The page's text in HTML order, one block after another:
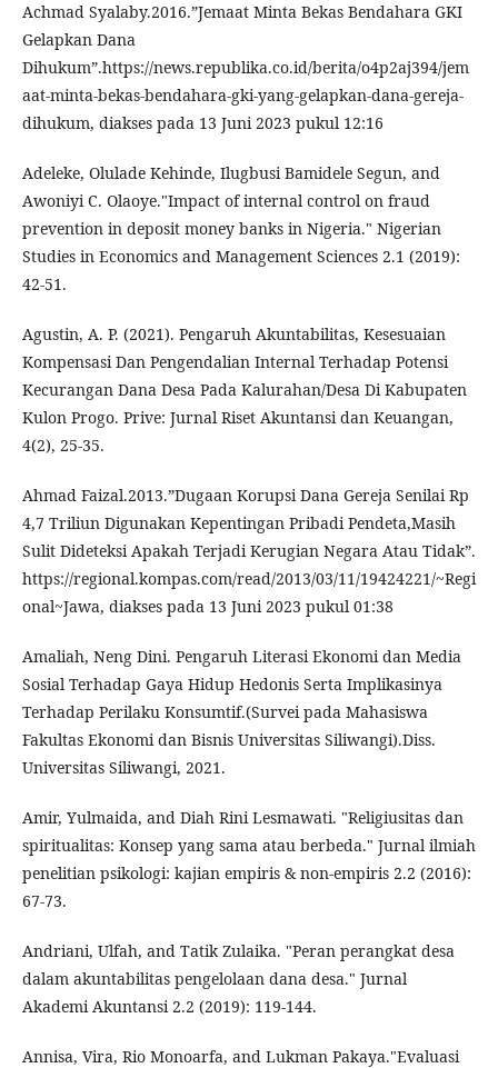
Achmad Syalaby.2016.”Jemaat Minta Bekas Bendahara GKI
Gelapkan Dana
Dihukum”.https://news.republika.co.id/berita/o4p2aj394/jem
aat-minta-bekas-bendahara-gki-yang-gelapkan-dana-gereja-
dihukum, diakses pada 13 Juni 2023 pukul 12:16
Adeleke, Olulade Kehinde, Ilugbusi Bamidele Segun, and
Awoniyi C. Olaoye."Impact of internal control on fraud
prevention in deposit money banks in Nigeria." Nigerian
Studies in Economics and Management Sciences 2.1 (2019):
42-51.
Agustin, A. P. (2021). Pengaruh Akuntabilitas, Kesesuaian
Kompensasi Dan Pengendalian Internal Terhadap Potensi
Kecurangan Dana Desa Pada Kalurahan/Desa Di Kabupaten
Kulon Progo. Prive: Jurnal Riset Akuntansi dan Keuangan,
4(2), 25-35.
Ahmad Faizal.2013.”Dugaan Korupsi Dana Gereja Senilai Rp
4,7 Triliun Digunakan Kepentingan Pribadi Pendeta,Masih
Sulit Dideteksi Apakah Terjadi Kerugian Negara Atau Tidak”.
https://regional.kompas.com/read/2013/03/11/19424221/~Regi
onal~Jawa, diakses pada 13 Juni 2023 pukul 01:38
Amaliah, Neng Dini. Pengaruh Literasi Ekonomi dan Media
Sosial Terhadap Gaya Hidup Hedonis Serta Implikasinya
Terhadap Perilaku Konsumtif.(Survei pada Mahasiswa
Fakultas Ekonomi dan Bisnis Universitas Siliwangi).Diss.
Universitas Siliwangi, 2021.
Amir, Yulmaida, and Diah Rini Lesmawati. "Religiusitas dan
spiritualitas: Konsep yang sama atau berbeda." Jurnal ilmiah
penelitian psikologi: kajian empiris & non-empiris 2.2 (2016):
67-73.
Andriani, Ulfah, and Tatik Zulaika. "Peran perangkat desa
dalam akuntabilitas pengelolaan dana desa." Jurnal
Akademi Akuntansi 2.2 (2019): 119-144.
Annisa, Vira, Rio Monoarfa, and Lukman Pakaya."Evaluasi